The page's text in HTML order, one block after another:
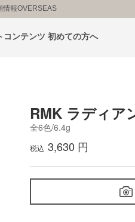
情報OVERSEAS
コンテンツ 初めての方へ
RMK ラディア
全6色/6.4g
税込3,630 円